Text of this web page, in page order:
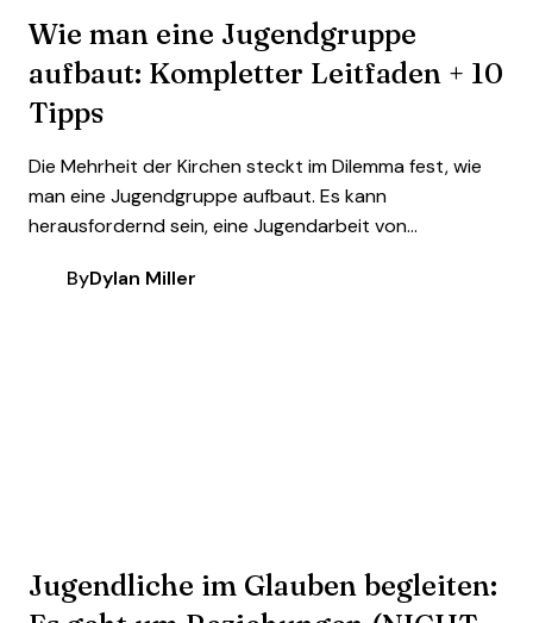
Wie man eine Jugendgruppe
aufbaut: Kompletter Leitfaden + 10
Tipps
Die Mehrheit der Kirchen steckt im Dilemma fest, wie
man eine Jugendgruppe aufbaut. Es kann
herausfordernd sein, eine Jugendarbeit von...
ByDylan Miller
Jugendliche im Glauben begleiten: